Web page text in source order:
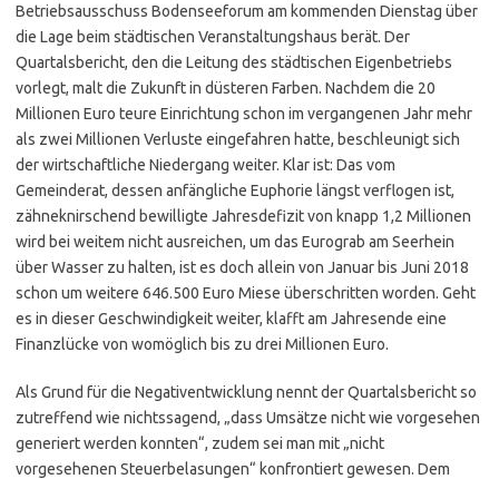
Betriebsausschuss Bodenseeforum am kommenden Dienstag über
die Lage beim städtischen Veranstaltungshaus berät. Der
Quartalsbericht, den die Leitung des städtischen Eigenbetriebs
vorlegt, malt die Zukunft in düsteren Farben. Nachdem die 20
Millionen Euro teure Einrichtung schon im vergangenen Jahr mehr
als zwei Millionen Verluste eingefahren hatte, beschleunigt sich
der wirtschaftliche Niedergang weiter. Klar ist: Das vom
Gemeinderat, dessen anfängliche Euphorie längst verflogen ist,
zähneknirschend bewilligte Jahresdefizit von knapp 1,2 Millionen
wird bei weitem nicht ausreichen, um das Eurograb am Seerhein
über Wasser zu halten, ist es doch allein von Januar bis Juni 2018
schon um weitere 646.500 Euro Miese überschritten worden. Geht
es in dieser Geschwindigkeit weiter, klafft am Jahresende eine
Finanzlücke von womöglich bis zu drei Millionen Euro.
Als Grund für die Negativentwicklung nennt der Quartalsbericht so
zutreffend wie nichtssagend, „dass Umsätze nicht wie vorgesehen
generiert werden konnten“, zudem sei man mit „nicht
vorgesehenen Steuerbelasungen“ konfrontiert gewesen. Dem